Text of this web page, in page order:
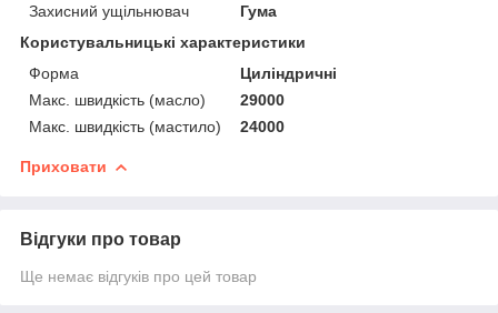
Захисний ущільнювач
Гума
Користувальницькі характеристики
Форма
Циліндричні
Макс. швидкість (масло)
29000
Макс. швидкість (мастило)
24000
Приховати
Відгуки про товар
Ще немає відгуків про цей товар